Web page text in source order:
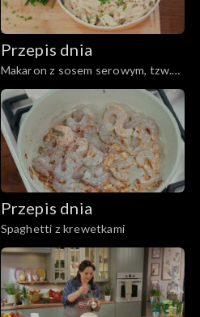
Przepis dnia
Makaron z sosem serowym, tzw.
Mac & Cheese
Przepis dnia
Spaghetti z krewetkami